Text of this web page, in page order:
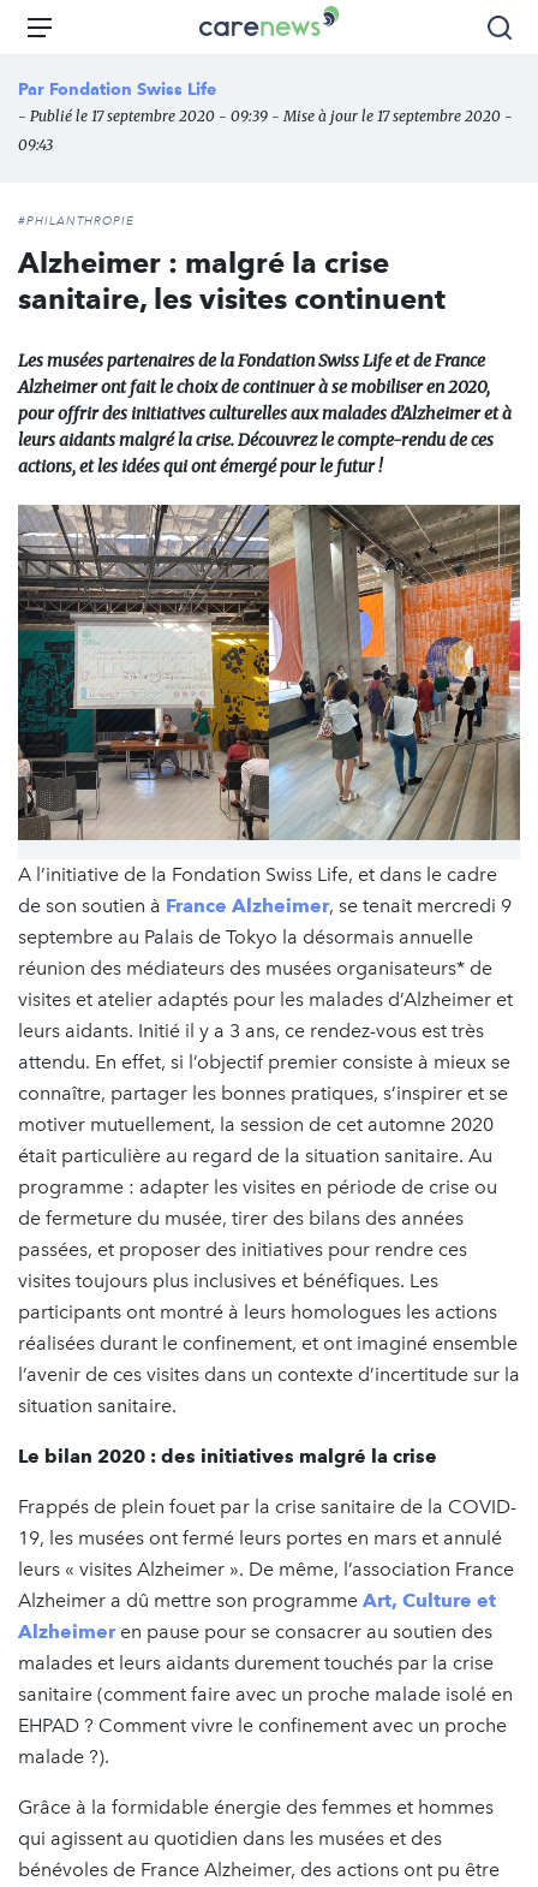
Aller
principal
Carenews,
média
des
Menu
Par Fondation Swiss Life
- Publié le 17 septembre 2020 - 09:39 - Mise à jour le 17 septembre 2020 -
09:43
#PHILANTHROPIE
Alzheimer : malgré la crise
sanitaire, les visites continuent
Les musées partenaires de la Fondation Swiss Life et de France
Alzheimer ont fait le choix de continuer à se mobiliser en 2020,
pour offrir des initiatives culturelles aux malades d’Alzheimer et à
leurs aidants malgré la crise. Découvrez le compte-rendu de ces
actions, et les idées qui ont émergé pour le futur !
A l’initiative de la Fondation Swiss Life, et dans le cadre
de son soutien à France Alzheimer, se tenait mercredi 9
septembre au Palais de Tokyo la désormais annuelle
réunion des médiateurs des musées organisateurs* de
visites et atelier adaptés pour les malades d’Alzheimer et
leurs aidants. Initié il y a 3 ans, ce rendez-vous est très
attendu. En effet, si l’objectif premier consiste à mieux se
connaître, partager les bonnes pratiques, s’inspirer et se
motiver mutuellement, la session de cet automne 2020
était particulière au regard de la situation sanitaire. Au
programme : adapter les visites en période de crise ou
de fermeture du musée, tirer des bilans des années
passées, et proposer des initiatives pour rendre ces
visites toujours plus inclusives et bénéfiques. Les
participants ont montré à leurs homologues les actions
réalisées durant le confinement, et ont imaginé ensemble
l’avenir de ces visites dans un contexte d’incertitude sur la
situation sanitaire.
Le bilan 2020 : des initiatives malgré la crise
Frappés de plein fouet par la crise sanitaire de la COVID-
19, les musées ont fermé leurs portes en mars et annulé
leurs « visites Alzheimer ». De même, l’association France
Alzheimer a dû mettre son programme Art, Culture et
Alzheimeren pause pour se consacrer au soutien des
malades et leurs aidants durement touchés par la crise
sanitaire (comment faire avec un proche malade isolé en
EHPAD ? Comment vivre le confinement avec un proche
malade ?).
Grâce à la formidable énergie des femmes et hommes
qui agissent au quotidien dans les musées et des
bénévoles de France Alzheimer, des actions ont pu être